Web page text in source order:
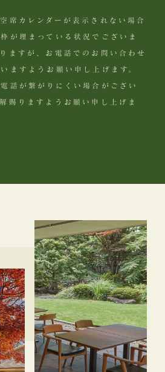
席カレンダーが表示されない場合
が埋まっている状況でございま
ますが、お電話でのお問い合わせ
ますようお願い申し上げます。
話が繋がりにくい場合がござい
賜りますようお願い申し上げま